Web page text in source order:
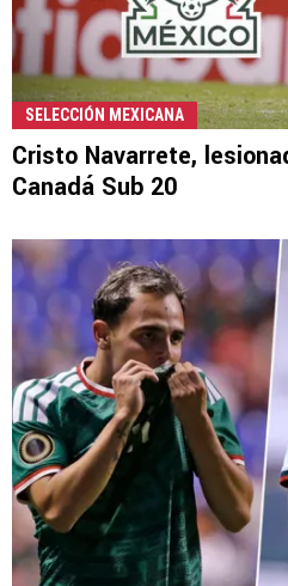
SELECCIÓN MEXICANA
Cristo Navarrete,
Canadá Sub 20